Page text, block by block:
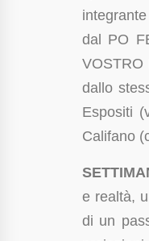
dal PO
VOSTRO
dallo
Espositi
Califano
e realtà,
di un